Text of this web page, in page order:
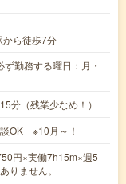
から徒歩7分
勤務する曜日：月・
分（残業少なめ！）
OK ※10月～！
円×実働7h15m×週5
りません。